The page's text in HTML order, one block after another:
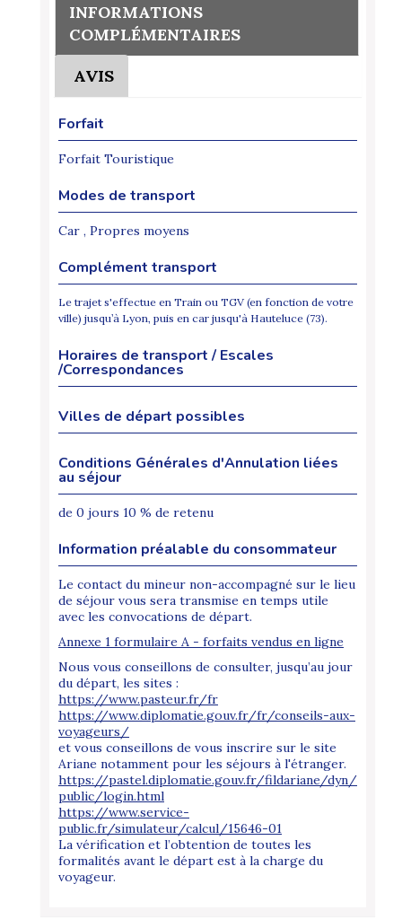
INFORMATIONS
COMPLÉMENTAIRES
AVIS
Forfait
Forfait Touristique
Modes de transport
Car , Propres moyens
Complément transport
Le trajet s'effectue en Train ou TGV (en fonction de votre
ville) jusqu’à Lyon, puis en car jusqu'à Hauteluce (73).
Horaires de transport / Escales
/Correspondances
Villes de départ possibles
Conditions Générales d'Annulation liées
au séjour
de 0 jours 10 % de retenu
Information préalable du consommateur
Le contact du mineur non-accompagné sur le lieu
de séjour vous sera transmise en temps utile
avec les convocations de départ.
Annexe 1 formulaire A - forfaits vendus en ligne
Nous vous conseillons de consulter, jusqu’au jour
du départ, les sites :
https://www.pasteur.fr/fr
https://www.diplomatie.gouv.fr/fr/conseils-aux-
voyageurs/
et vous conseillons de vous inscrire sur le site
Ariane notamment pour les séjours à l'étranger.
https://pastel.diplomatie.gouv.fr/fildariane/dyn/
public/login.html
https://www.service-
public.fr/simulateur/calcul/15646-01
La vérification et l’obtention de toutes les
formalités avant le départ est à la charge du
voyageur.